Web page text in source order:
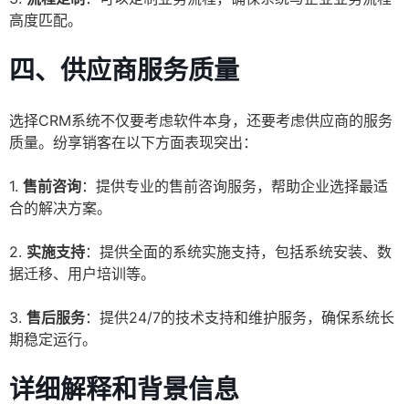
高度匹配。
四、供应商服务质量
选择CRM系统不仅要考虑软件本身，还要考虑供应商的服务
质量。纷享销客在以下方面表现突出：
1. 售前咨询：提供专业的售前咨询服务，帮助企业选择最适
合的解决方案。
2. 实施支持：提供全面的系统实施支持，包括系统安装、数
据迁移、用户培训等。
3. 售后服务：提供24/7的技术支持和维护服务，确保系统长
期稳定运行。
详细解释和背景信息